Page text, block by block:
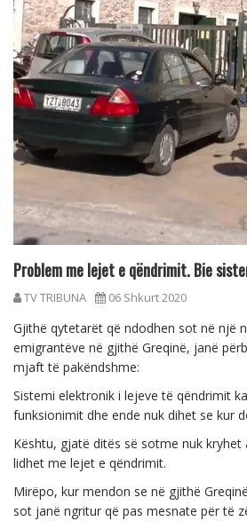
Problem me lejet e qëndrimit. Bie
TV TRIBUNA 06 Shkurt 2020
Gjithë qytetarët që ndodhen sot në një
emigrantëve në gjithë Greqinë, janë
mjaft të pakëndshme:
Sistemi elektronik i lejeve të qëndrimit
funksionimit dhe ende nuk dihet se kur
Kështu, gjatë ditës së sotme nuk kryhet
lidhet me lejet e qëndrimit.
Mirëpo, kur mendon se në gjithë
sot janë ngritur që pas mesnate për të